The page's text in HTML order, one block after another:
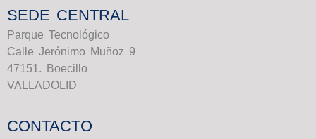
SEDE CENTRAL
Parque Tecnológico
Calle Jerónimo Muñoz 9
47151. Boecillo
VALLADOLID
CONTACTO